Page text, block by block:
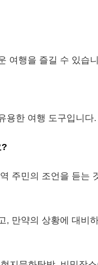
여행을 즐길 수 있습
용한 여행 도구입니다.
주민의 조언을 듣는
, 만약의 상황에 대비